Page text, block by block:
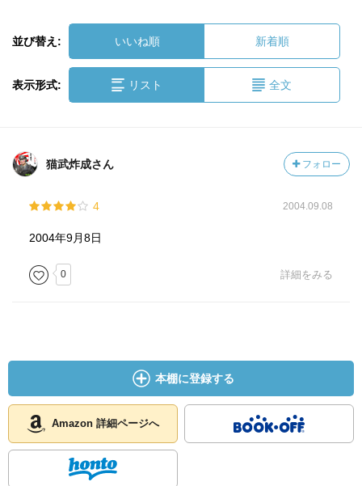
並び替え: いいね順 新着順
表示形式: リスト 全文
猫武炸成さん フォロー
4 2004.09.08
2004年9月8日
0 詳細をみる
本棚に登録する
Amazon 詳細ページへ